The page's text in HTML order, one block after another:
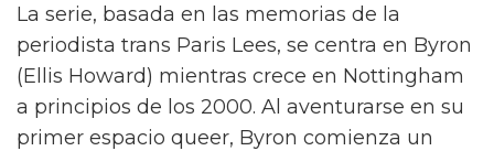
La serie, basada en las memorias de la
periodista trans Paris Lees, se centra en Byron
(Ellis Howard) mientras crece en Nottingham
a principios de los 2000. Al aventurarse en su
primer espacio queer, Byron comienza un